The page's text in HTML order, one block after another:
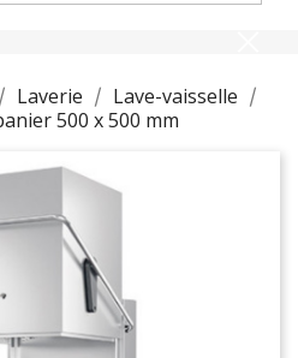
Laverie
Lave-vaisselle
500 x 500 mm